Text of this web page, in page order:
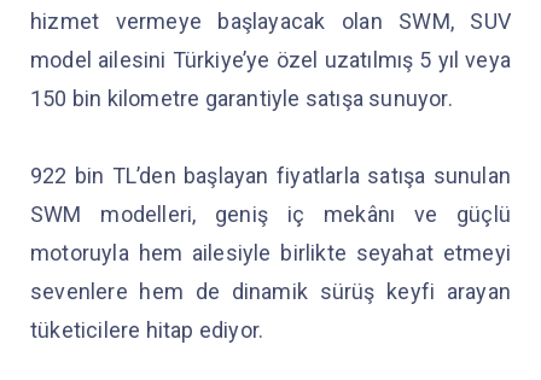
hizmet vermeye başlayacak olan SWM, SUV
model ailesini Türkiye’ye özel uzatılmış 5 yıl veya
150 bin kilometre garantiyle satışa sunuyor.
922 bin TL’den başlayan fiyatlarla satışa sunulan
SWM modelleri, geniş iç mekânı ve güçlü
motoruyla hem ailesiyle birlikte seyahat etmeyi
sevenlere hem de dinamik sürüş keyfi arayan
tüketicilere hitap ediyor.